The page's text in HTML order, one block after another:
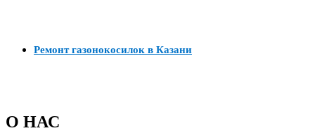
Ремонт газонокосилок в Казани
О НАС